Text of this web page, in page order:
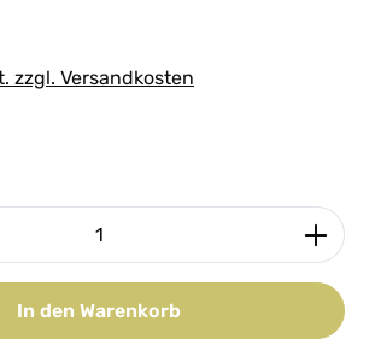
zzgl. Versandkosten
Gib den gewünschten Wert ein
In den Warenkorb